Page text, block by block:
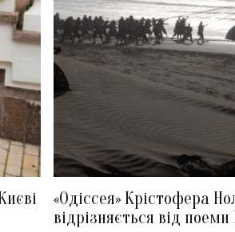
«Одіссея» Крістофера
відрізняється від